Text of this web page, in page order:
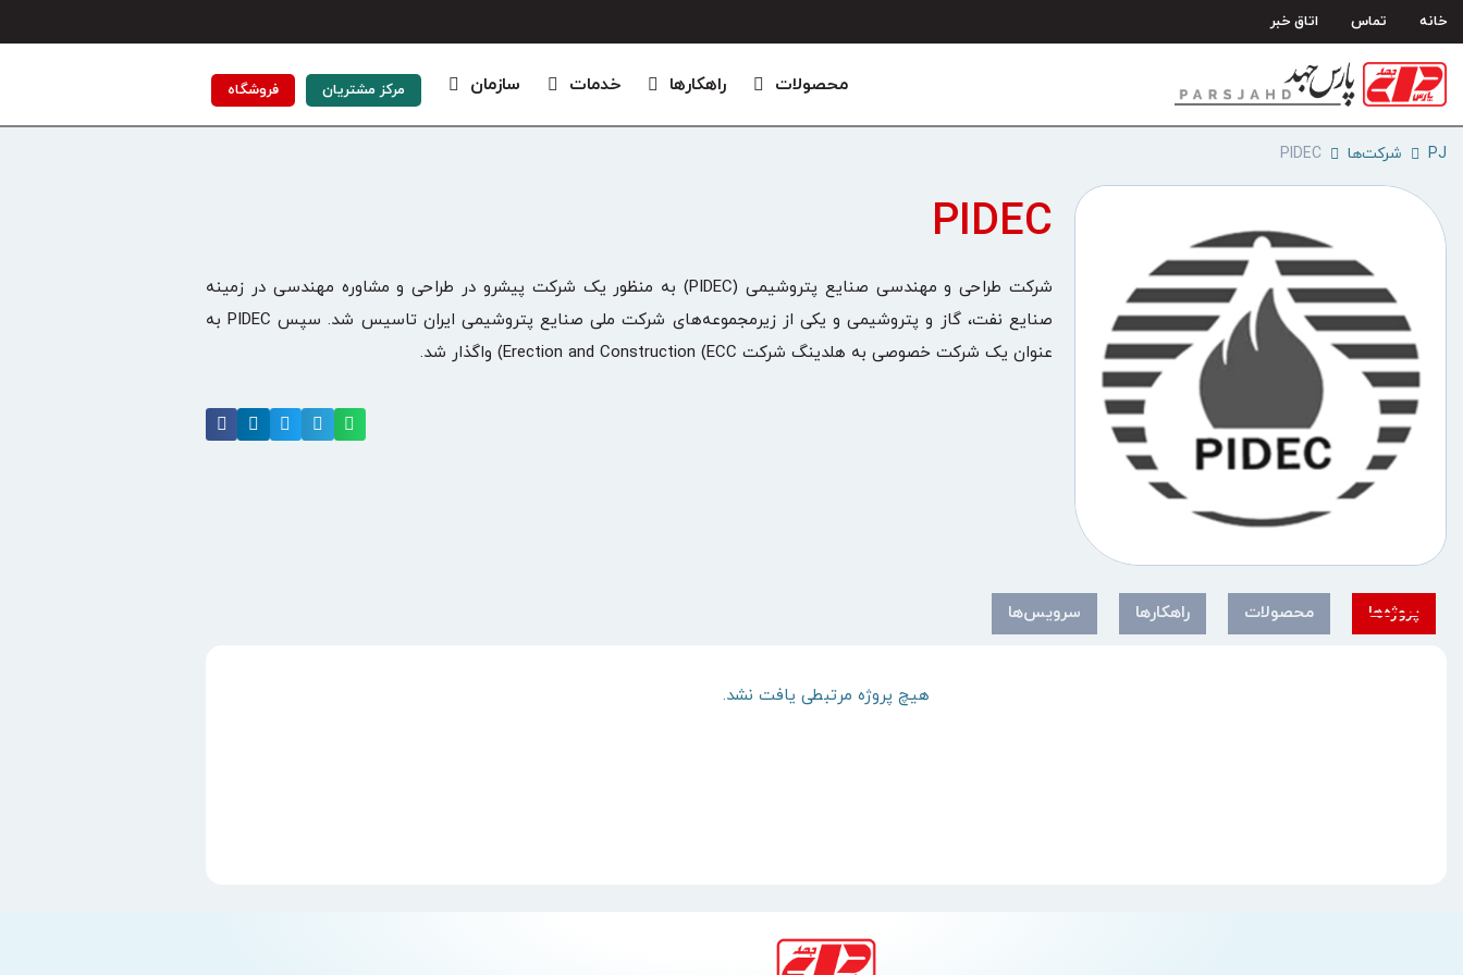
پرش
محتوا
خانه تماس اتاق خبر
محصولات راهکارها خدمات سازمان مرکز مشتریان فروشگاه
PJ شرکت‌ها PIDEC
PIDEC
شرکت طراحی و مهندسی صنایع پتروشیمی (PIDEC) به منظور یک شرکت پیشرو در طراحی و مشاوره مهندسی در زمینه
صنایع نفت، گاز و پتروشیمی و یکی از زیرمجموعه‌های شرکت ملی صنایع پتروشیمی ایران تاسیس شد. سپس PIDEC به
عنوان یک شرکت خصوصی به هلدینگ شرکت Erection and Construction (ECC) واگذار شد.
پروژه‌ها محصولات راهکارها سرویس‌ها
هیچ پروژه مرتبطی یافت نشد.